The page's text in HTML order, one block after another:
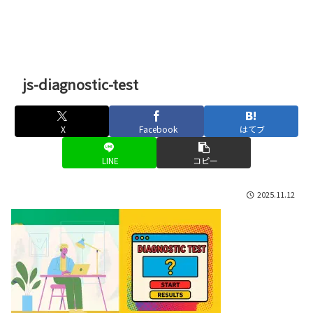
js-diagnostic-test
X Facebook はてブ
LINE コピー
2025.11.12